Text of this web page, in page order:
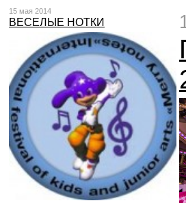
15 мая 2014
ВЕСЕЛЫЕ НОТКИ